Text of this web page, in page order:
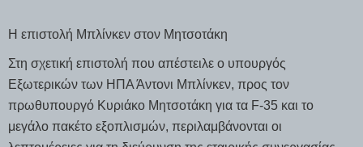
H επιστολή Μπλίνκεν στον Μητσοτάκη
Στη σχετική επιστολή που απέστειλε ο υπουργός
Εξωτερικών των ΗΠΑ Άντονι Μπλίνκεν, προς τον
πρωθυπουργό Κυριάκο Μητσοτάκη για τα F-35 και το
μεγάλο πακέτο εξοπλισμών, περιλαμβάνονται οι